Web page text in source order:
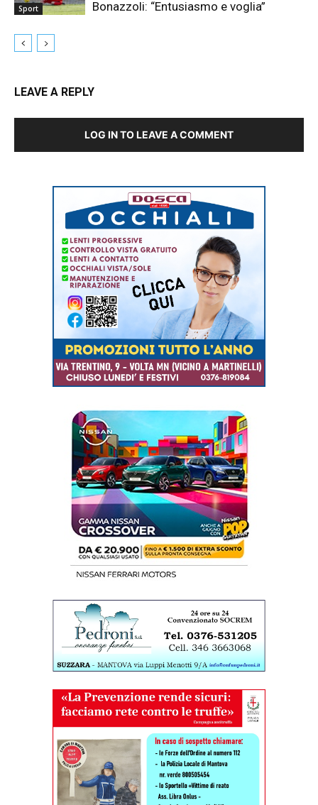
Sport Bonazzoli: “Entusiasmo e voglia”
LEAVE A REPLY
LOG IN TO LEAVE A COMMENT